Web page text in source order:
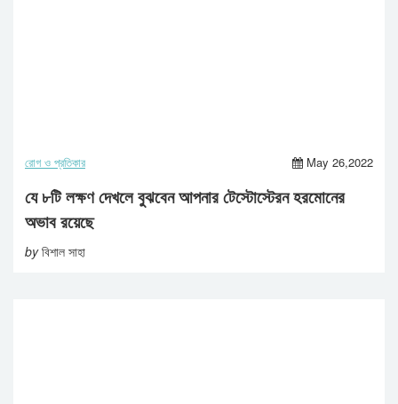
রোগ ও প্রতিকার May 26,2022
যে ৮টি লক্ষণ দেখলে বুঝবেন আপনার টেস্টোস্টেরন হরমোনের
অভাব রয়েছে
byবিশাল সাহা